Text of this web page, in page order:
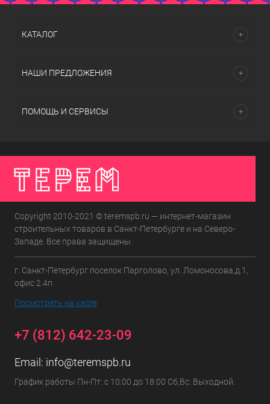
КАТАЛОГ
НАШИ ПРЕДЛОЖЕНИЯ
ПОМОЩЬ И СЕРВИСЫ
Copyright 2010-2021 © teremspb.ru — интернет-магазин
строительных товаров в Санкт-Петербурге и на Северо-
Западе. Все права защищены.
г. Санкт-Петербург поселок Парголово, ул. Ломоносова,д.1,
офис 2.4п
Посмотреть на карте
+7 (812) 642-23-09
Email: info@teremspb.ru
График работы Пн-Пт: с 10:00 до 18:00 Сб,Вс: Выходной.